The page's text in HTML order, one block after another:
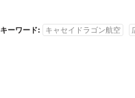
キーワード: キャセイドラゴン航空